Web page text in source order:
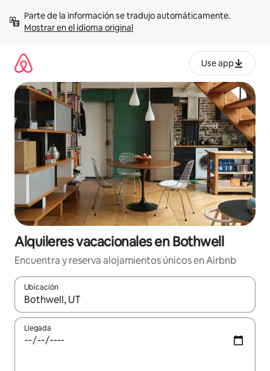
contenidoMostrar en el idioma original
Use app
Alquileres vacacionales en Bothwell
Encuentra y reserva alojamientos únicos en Airbnb
Ubicación
Cuando los resultados estén disponibles, navega con las
Llegada